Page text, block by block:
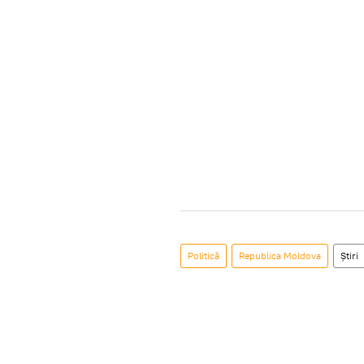
Politică Republica Moldova Știri